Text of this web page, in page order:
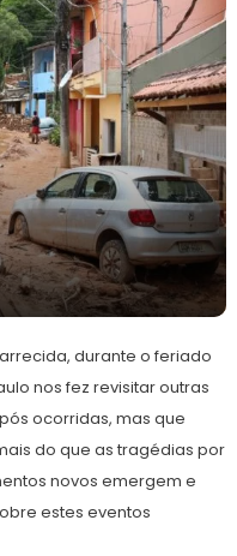
durante o feriado
nos fez revisitar outras
ocorridas, mas que
do que as tragédias por
novos emergem e
estes eventos